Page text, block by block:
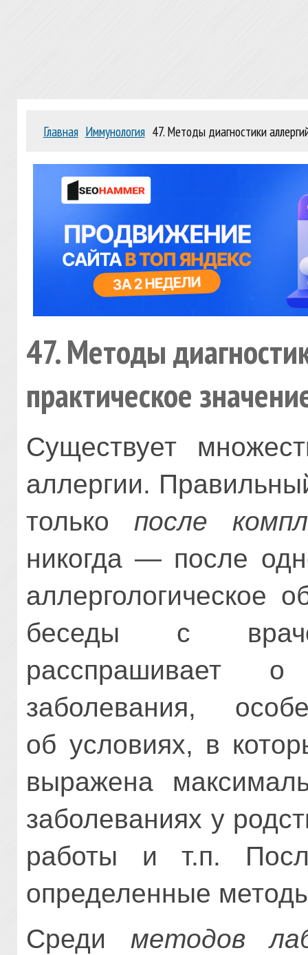
Главная Иммунология 47. Методы диагностики
47. Методы
практическое
Существует
аллергии.
только после
никогда — после
аллергологическое
беседы с
расспрашивает
заболевания,
об условиях, в
выражена
заболеваниях у
работы и т.п.
определенные
Среди методов